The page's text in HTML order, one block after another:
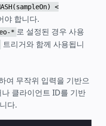
<
야 합니다.
* 로 설정된 경우 사용
트리거와 함께 사용됩니
여 무작위 입력을 기반으
클라이언트 ID를 기반
다.